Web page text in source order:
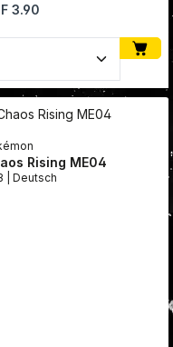
Wert ein
Preis:
3.90
Anzahl: Gib
Rising ME04
ETB | Deutsch